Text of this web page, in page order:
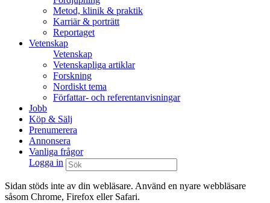
Metod, klinik & praktik
Karriär & porträtt
Reportaget
Vetenskap
Vetenskap
Vetenskapliga artiklar
Forskning
Nordiskt tema
Författar- och referentanvisningar
Jobb
Köp & Sälj
Prenumerera
Annonsera
Vanliga frågor
Logga in
Sidan stöds inte av din webläsare. Använd en nyare webbläsare
såsom Chrome, Firefox eller Safari.